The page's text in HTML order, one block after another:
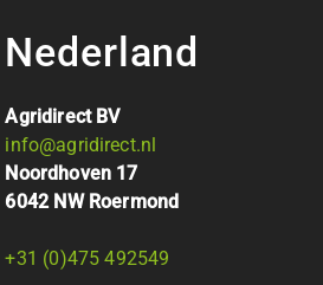
Nederland
Agridirect BV
info@agridirect.nl
Noordhoven 17
6042 NW Roermond
+31 (0)475 492549